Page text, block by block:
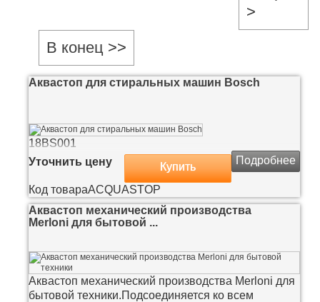
В конец
Аквастоп для стиральных машин Bosch
18BS001
Уточнить цену
Подробнее
Купить
Код товараACQUASTOP
Аквастоп механический производства
Merloni для бытовой ...
Аквастоп механический производства Merloni для
бытовой техники.Подсоединяется ко всем